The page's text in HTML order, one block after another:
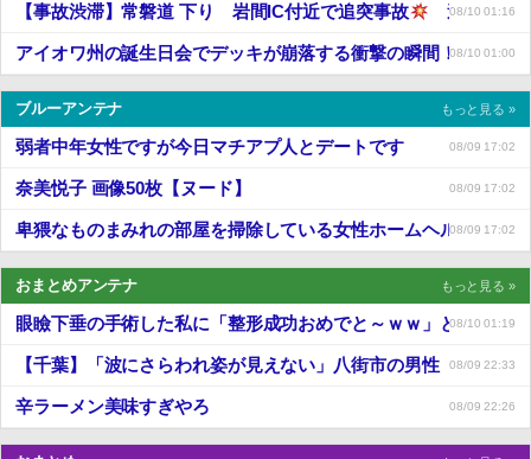
【事故渋滞】常磐道 下り 岩間IC付近で追突事故 追越車線
08/10 01:16
アイオワ州の誕生日会でデッキが崩落する衝撃の瞬間！！08/10 01:00
ブルーアンテナ もっと見る »
弱者中年女性ですが今日マチアプ人とデートです 08/09 17:02
奈美悦子 画像50枚【ヌード】 08/09 17:02
卑猥なものまみれの部屋を掃除している女性ホームヘルパーの
08/09 17:02
おまとめアンテナ もっと見る »
眼瞼下垂の手術した私に「整形成功おめでと～ｗｗ」とイジり
08/10 01:19
【千葉】「波にさらわれ姿が見えない」八街市の男性（38）波
08/09 22:33
辛ラーメン美味すぎやろ 08/09 22:26